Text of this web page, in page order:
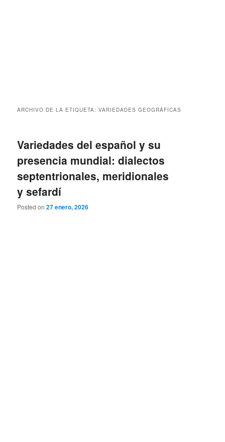
ARCHIVO DE LA ETIQUETA:VARIEDADES GEOGRÁFICAS
Variedades del español y su
presencia mundial: dialectos
septentrionales, meridionales
y sefardí
Posted on27 enero, 2026